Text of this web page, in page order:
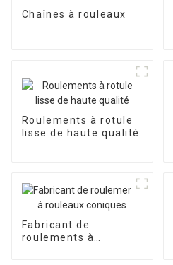
Chaînes à rouleaux
Roulements à rotule
lisse de haute qualité
Fabricant de
roulements à